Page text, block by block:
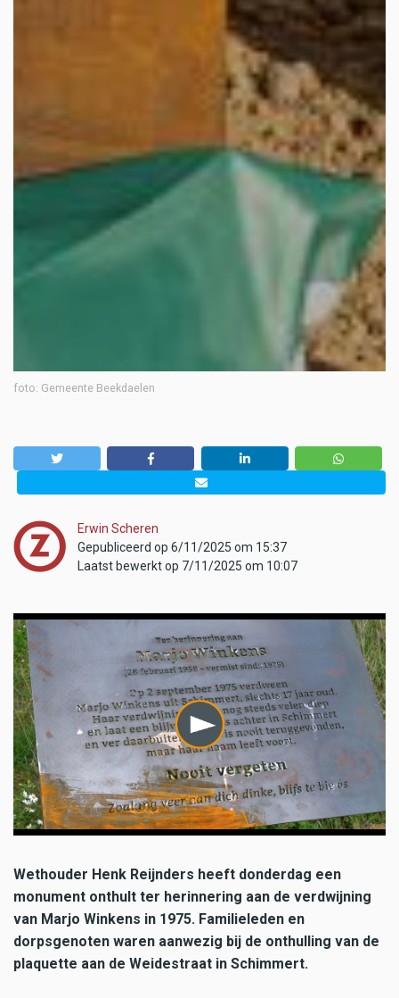
foto: Gemeente Beekdaelen
Erwin Scheren
Gepubliceerd op 6/11/2025 om 15:37
Laatst bewerkt op 7/11/2025 om 10:07
Wethouder Henk Reijnders heeft donderdag een
monument onthult ter herinnering aan de verdwijning
van Marjo Winkens in 1975. Familieleden en
dorpsgenoten waren aanwezig bij de onthulling van de
plaquette aan de Weidestraat in Schimmert.